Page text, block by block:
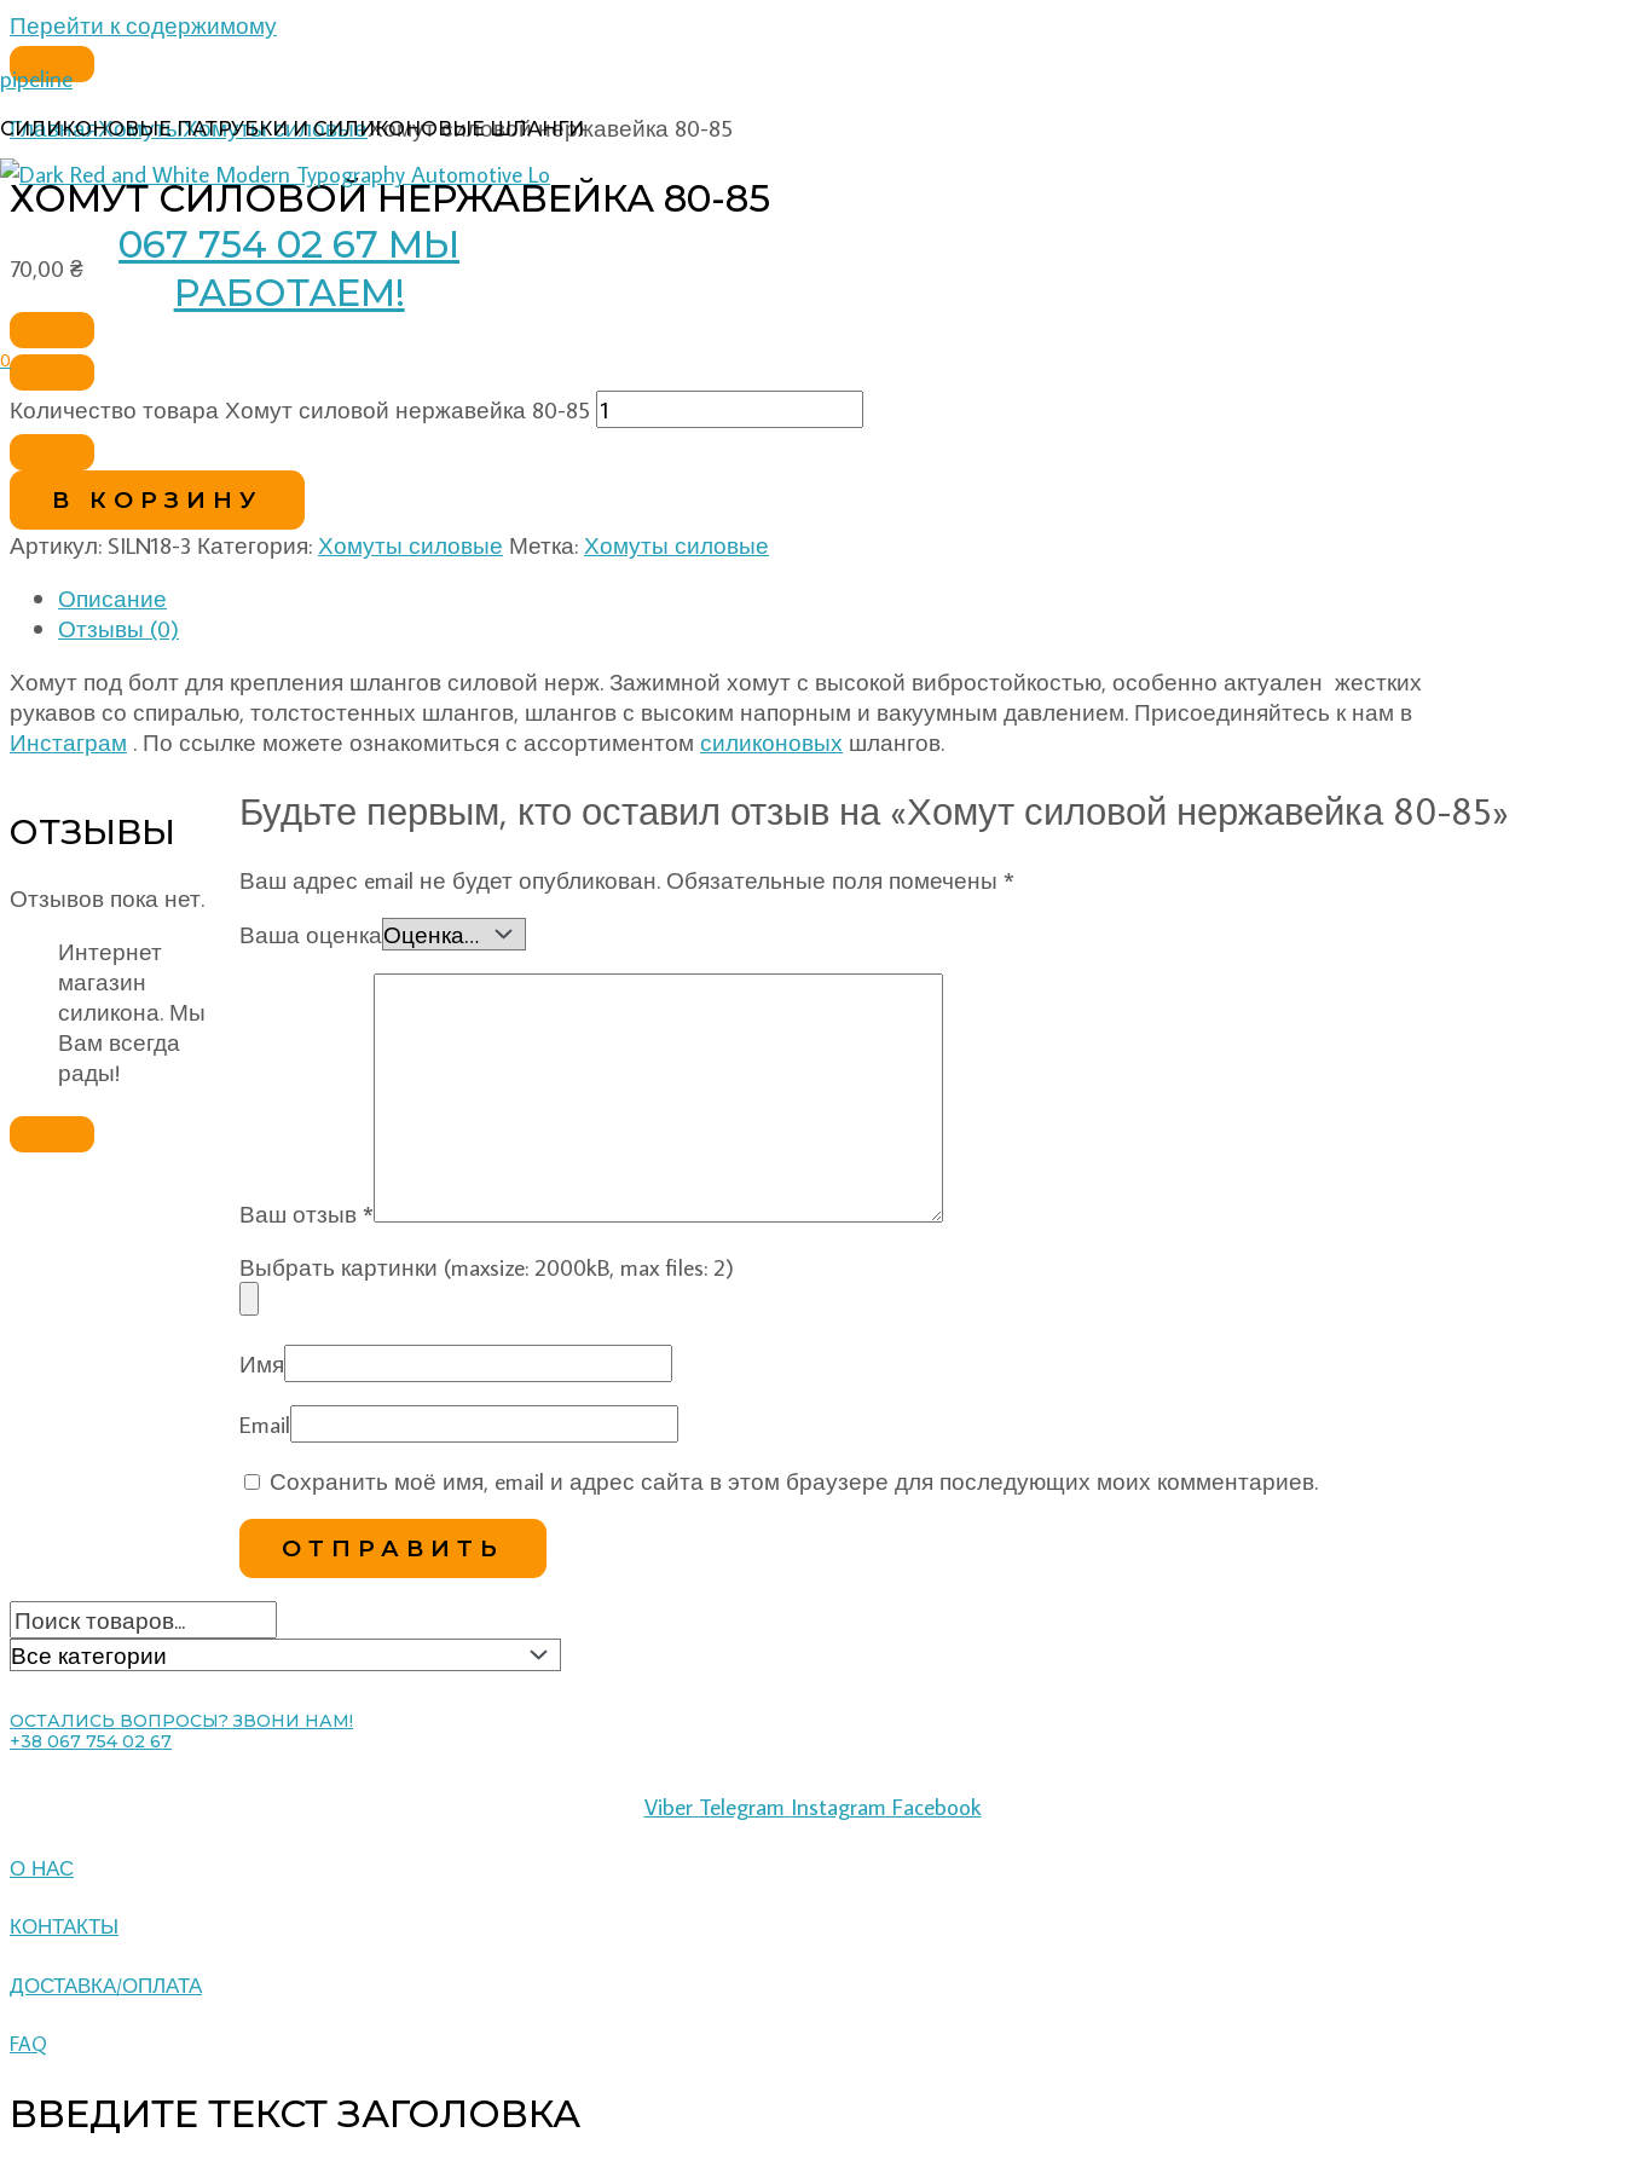
Перейти к содержимому
pipeline
СИЛИКОНОВЫЕ ПАТРУБКИ И СИЛИКОНОВЫЕ ШЛАНГИ
067 754 02 67 МЫ
РАБОТАЕМ!
0
ГлавнаяХомутыХомуты силовыеХомут силовой нержавейка 80-85
ХОМУТ СИЛОВОЙ НЕРЖАВЕЙКА 80-85
70,00 ₴
Количество товара Хомут силовой нержавейка 80-85
В КОРЗИНУ
Артикул: SILN18-3 Категория: Хомуты силовые Метка: Хомуты силовые
Описание
Отзывы (0)
Хомут под болт для крепления шлангов силовой нерж. Зажимной хомут с высокой вибростойкостью, особенно актуален жестких
рукавов со спиралью, толстостенных шлангов, шлангов с высоким напорным и вакуумным давлением. Присоединяйтесь к нам в
Инстаграм . По ссылке можете ознакомиться с ассортиментом силиконовых шлангов.
ОТЗЫВЫ
Отзывов пока нет.
Будьте первым, кто оставил отзыв на «Хомут силовой нержавейка 80-85»
Ваш адрес email не будет опубликован. Обязательные поля помечены *
Ваша оценка
Ваш отзыв *
Выбрать картинки (maxsize: 2000kB, max files: 2)
Имя
Email
Сохранить моё имя, email и адрес сайта в этом браузере для последующих моих комментариев.
Интернет
магазин
силикона. Мы
Вам всегда
рады!
ОСТАЛИСЬ ВОПРОСЫ? ЗВОНИ НАМ!
+38 067 754 02 67
Viber Telegram Instagram Facebook
О НАС
КОНТАКТЫ
ДОСТАВКА/ОПЛАТА
FAQ
ВВЕДИТЕ ТЕКСТ ЗАГОЛОВКА